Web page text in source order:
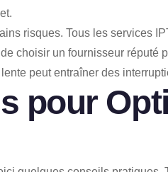
risques. Tous les services
choisir un fournisseur
peut entraîner des
pour